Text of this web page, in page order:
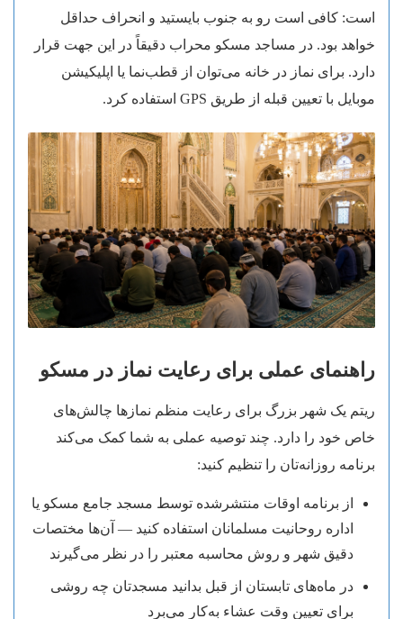
است: کافی است رو به جنوب بایستید و انحراف حداقل
خواهد بود. در مساجد مسکو محراب دقیقاً در این جهت قرار
دارد. برای نماز در خانه می‌توان از قطب‌نما یا اپلیکیشن
موبایل با تعیین قبله از طریق GPS استفاده کرد.
راهنمای عملی برای رعایت نماز در مسکو
ریتم یک شهر بزرگ برای رعایت منظم نمازها چالش‌های
خاص خود را دارد. چند توصیه عملی به شما کمک می‌کند
برنامه روزانه‌تان را تنظیم کنید:
از برنامه اوقات منتشرشده توسط مسجد جامع مسکو یا
اداره روحانیت مسلمانان استفاده کنید — آن‌ها مختصات
دقیق شهر و روش محاسبه معتبر را در نظر می‌گیرند
در ماه‌های تابستان از قبل بدانید مسجدتان چه روشی
برای تعیین وقت عشاء به‌کار می‌برد